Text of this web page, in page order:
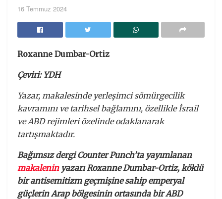
16 Temmuz 2024
Roxanne Dumbar-Ortiz
Çeviri: YDH
Yazar, makalesinde yerleşimci sömürgecilik
kavramını ve tarihsel bağlamını, özellikle İsrail
ve ABD rejimleri özelinde odaklanarak
tartışmaktadır.
Bağımsız dergi Counter Punch’ta yayımlanan
makaleninyazarı Roxanne Dumbar-Ortiz, köklü
bir antisemitizm geçmişine sahip emperyal
güçlerin Arap bölgesinin ortasında bir ABD